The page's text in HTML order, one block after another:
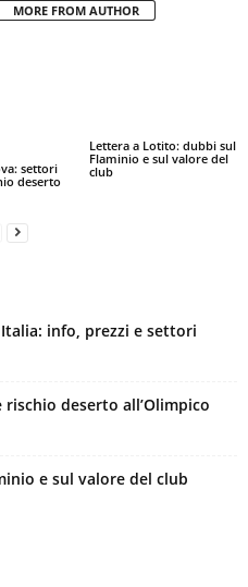
MORE FROM AUTHOR
settori
deserto
Lettera a Lotito: dubbi sul
Flaminio e sul valore del
club
info, prezzi e settori
deserto all’Olimpico
e sul valore del club